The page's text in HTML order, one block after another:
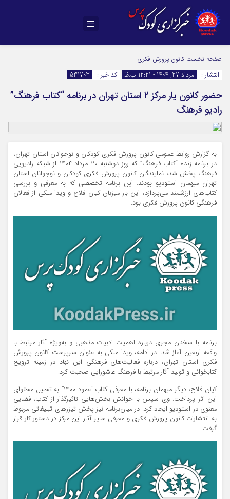
صفحه نخست کانون پرورش فکری
انتشار :
مرداد 27, 1404 - 12:21 ب.ظ کد خبر : 531703
حضور کانون یار مرکز ۲ استان تهران در برنامه “کتاب فرهنگ”
رادیو فرهنگ
به گزارش روابط عمومی کانون پرورش فکری کودکان و نوجوانان استان تهران،
در برنامه زنده “کتاب فرهنگ” که روز دوشنبه ۲۰ مرداد ۱۴۰۴ از شبکه رادیویی
فرهنگ پخش شد، نمایندگان کانون پرورش فکری کودکان و نوجوانان استان
تهران میهمان استودیو بودند. این برنامه تخصصی که به معرفی و بررسی
کتاب‌های ارزشمند می‌پردازد، این بار میزبان کیان فلاح و ویدا ملکی از فعالان
فرهنگی کانون پرورش فکری بود.
برنامه با سخنان مجری درباره اهمیت ادبیات مذهبی و به‌ویژه آثار مرتبط با
واقعه اربعین آغاز شد. در ادامه، ویدا ملکی به عنوان سرپرست کانون پرورش
فکری استان تهران، درباره فعالیت‌های فرهنگی این نهاد در زمینه ترویج
کتابخوانی و تولید آثار مرتبط با فرهنگ عاشورایی صحبت کرد.
کیان فلاح، دیگر میهمان برنامه، با معرفی کتاب “عمود ۱۴۰۰” به تحلیل محتوای
این اثر پرداخت. وی سپس با خوانش بخش‌هایی تأثیرگذار از کتاب، فضایی
معنوی در استودیو ایجاد کرد. در میان‌برنامه نیز پخش تیزرهای تبلیغاتی مربوط
به انتشارات کانون پرورش فکری و معرفی سایر آثار این مرکز در دستور کار قرار
گرفت.